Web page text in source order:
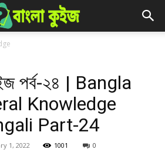
পর্ব-২৪ | Bangla
Knowledge
Part-24
1, 2022 1001 0